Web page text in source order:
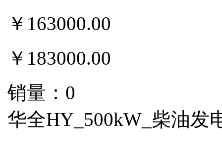
￥ 163000.00
￥183000.00
销量：0
华全HY_500kW_柴油发